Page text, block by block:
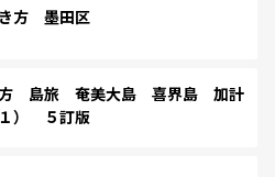
方 墨田区
方 島旅 奄美大島 喜界島 加計
） ５訂版